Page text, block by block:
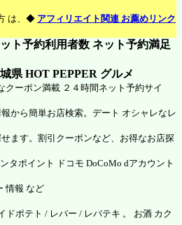
は、◆ アフィリエイト関連 お薦めリンク
ト予約利用者数 ネット予約満足
県 HOT PEPPER グルメ
クーポン満載 ２４時間ネット予約サイ
から簡単お店検索。デート オシャレなレ
ます。割引クーポンなど、お得なお店探
タポイント ドコモ DoCoMo dアカウント
情報 など
ドポテト / レバー / レバテキ 。 お酒 カク